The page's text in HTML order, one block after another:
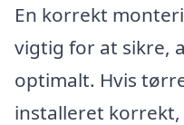
En korrekt
vigtig for at sikre,
optimalt. Hvis
installeret